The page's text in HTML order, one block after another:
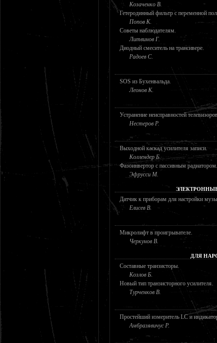
Козаченко В.
Гетеродинный фильтр с переменной
Попов К.
Советы наблюдателям.
Литвинов Г.
Диодный смеситель на трансивере.
Радоев С.
SOS из Бухенвальда.
Леонов К.
Устранение неисправностей
Нестеров Р.
Выходной каскад усилителя записи.
Коллендер Б.
Фазоинвертор с пассивным радиатором.
Эфрусси М.
Датчик к приборам для настройки
Елисев В.
Микролифт в проигрывателе.
Черкунов В.
ДЛЯ
Составные транзисторы.
Козлов Б.
Новый тип транзисторного усилителя.
Турченков В.
Простейший измеритель LC и
Амбразявичус Р.